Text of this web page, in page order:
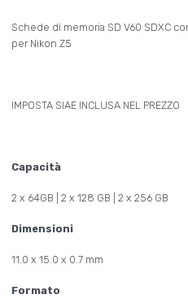
Schede di memoria SD V60 SDXC
per Nikon Z5
IMPOSTA SIAE INCLUSA NEL PREZZO
Capacità
2 x 64GB | 2 x 128 GB | 2 x 256 GB
Dimensioni
11.0 x 15.0 x 0.7 mm
Formato